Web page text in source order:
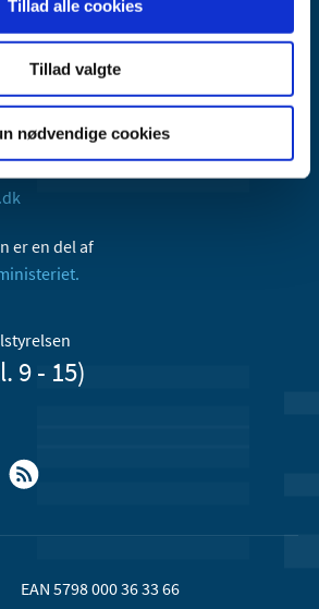
Tillad alle cookies
Tillad valgte
nødvendige cookies
er en del af
9 - 15)
EAN 5798 000 36 33 66